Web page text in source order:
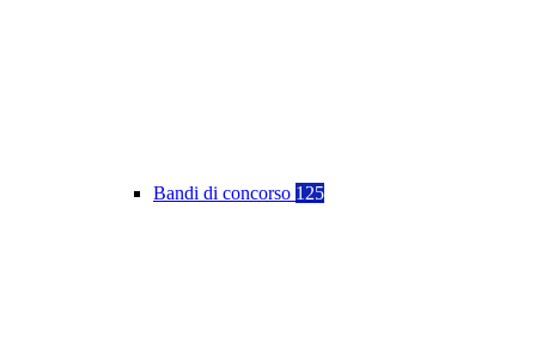
Bandi di concorso 125